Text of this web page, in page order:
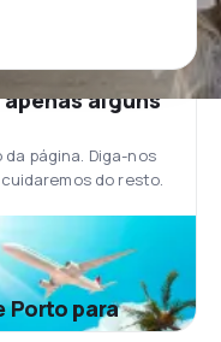
alguns
página. Diga-nos
do resto.
Porto para